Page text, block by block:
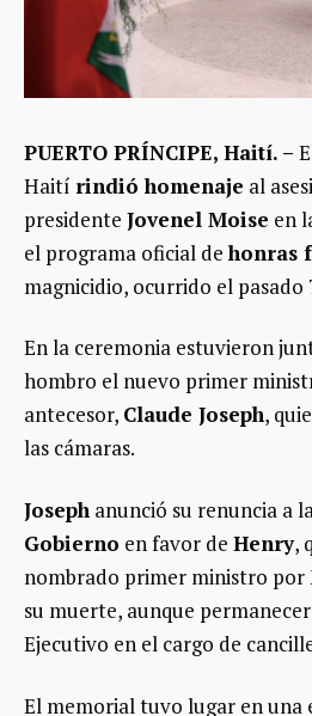
PUERTO PRÍNCIPE, Haití. –
Haití rindió homenaje al
presidente Jovenel Moise en
el programa oficial dehonras
magnicidio, ocurrido el pasado
En la ceremonia estuvieron
hombro el nuevo primer
antecesor, Claude Joseph,
las cámaras.
Joseph anunció su renuncia a
Gobierno en favor de Henry,
nombrado primer ministro por
su muerte, aunque
Ejecutivo en el cargo de
El memorial tuvo lugar en una